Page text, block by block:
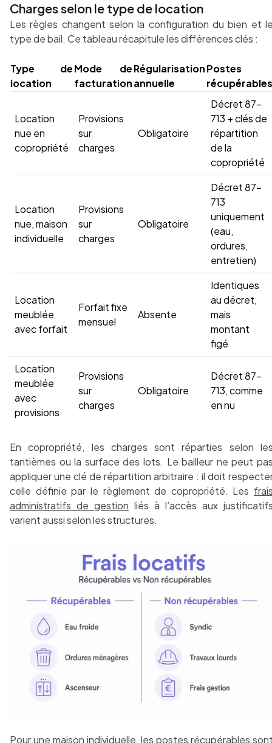
Charges selon le type de location
Les règles changent selon la configuration du bien et
type de bail. Ce tableau récapitule les différences clés :
Type de
location
Mode de
facturation
Régularisation
annuelle
Postes
récupérables
Location
nue en
copropriété
Provisions
sur
charges
Obligatoire
Décret 87-
713 + clés de
répartition
de la
copropriété
Location
nue, maison
individuelle
Provisions
sur
charges
Obligatoire
Décret 87-
713
uniquement
(eau,
ordures,
entretien)
Location
meublée
avec forfait
Forfait fixe
mensuel
Absente
Identiques
au décret,
mais
montant
figé
Location
meublée
avec
provisions
Provisions
sur
charges
Obligatoire
Décret 87-
713, comme
en nu
En copropriété, les charges sont réparties selon
tantièmes ou la surface des lots. Le bailleur ne peut
appliquer une clé de répartition arbitraire : il doit
celle définie par le règlement de copropriété. Les
administratifs de gestion liés à l’accès aux
varient aussi selon les structures.
Pour une maison individuelle, les postes récupérables